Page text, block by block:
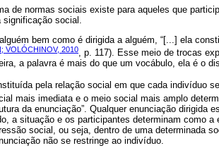
de normas sociais existe para aqueles que
social.
bem como é dirigida a alguém, “[...] ela
VOLÓCHINOV, 2010, p. 117). Esse meio de trocas
a palavra é mais do que um vocábulo, ela é o
pela relação social em que cada indivíduo
mais imediata e o meio social mais amplo
da enunciação”. Qualquer enunciação dirigida
a situação e os participantes determinam como a
social, ou seja, dentro de uma determinada
não se restringe ao indivíduo.